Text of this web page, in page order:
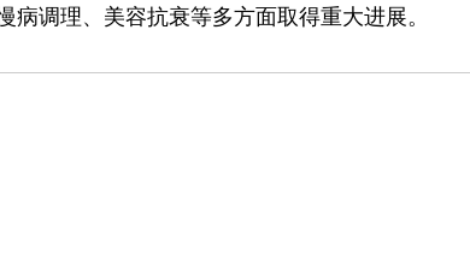
病调理、美容抗衰等多方面取得重大进展。